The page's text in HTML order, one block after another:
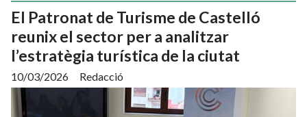
El Patronat de Turisme de Castelló
reunix el sector per a analitzar
l’estratègia turística de la ciutat
Redacció
10/03/2026